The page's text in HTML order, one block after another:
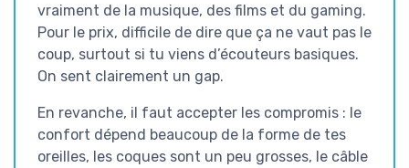
vraiment de la musique, des films et du gaming.
Pour le prix, difficile de dire que ça ne vaut pas le
coup, surtout si tu viens d’écouteurs basiques.
On sent clairement un gap.
En revanche, il faut accepter les compromis : le
confort dépend beaucoup de la forme de tes
oreilles, les coques sont un peu grosses, le câble